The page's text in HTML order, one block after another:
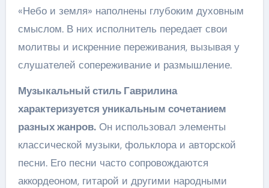
«Небо и земля» наполнены глубоким духовным
смыслом. В них исполнитель передает свои
молитвы и искренние переживания, вызывая у
слушателей сопереживание и размышление.
Музыкальный стиль Гаврилина
характеризуется уникальным сочетанием
разных жанров.Он использовал элементы
классической музыки, фольклора и авторской
песни. Его песни часто сопровождаются
аккордеоном, гитарой и другими народными